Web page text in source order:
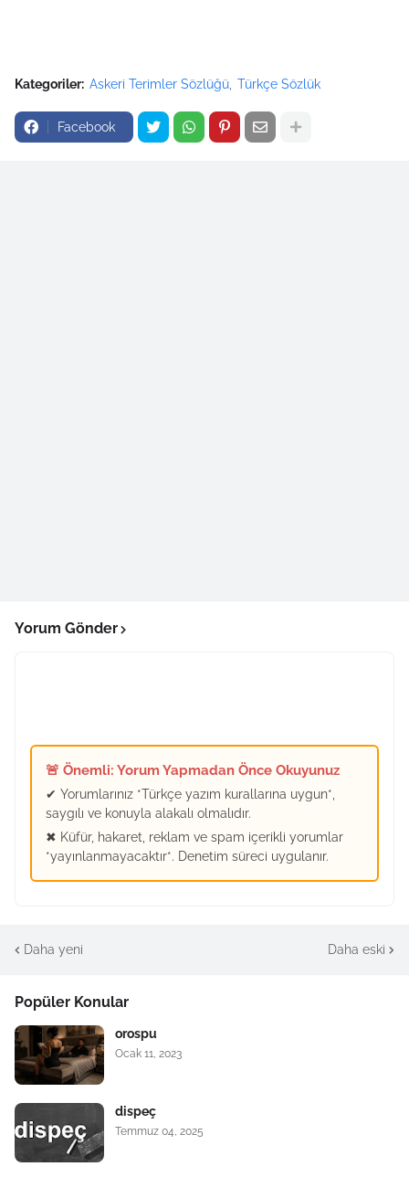
Kategoriler: Askeri Terimler Sözlüğü Türkçe Sözlük
Facebook
Yorum Gönder
🚨 Önemli: Yorum Yapmadan Önce Okuyunuz
✔ Yorumlarınız *Türkçe yazım kurallarına uygun*,
saygılı ve konuyla alakalı olmalıdır.
✖ Küfür, hakaret, reklam ve spam içerikli yorumlar
*yayınlanmayacaktır*. Denetim süreci uygulanır.
Daha yeni Daha eski
Popüler Konular
orospu
Ocak 11, 2023
dispeç
Temmuz 04, 2025